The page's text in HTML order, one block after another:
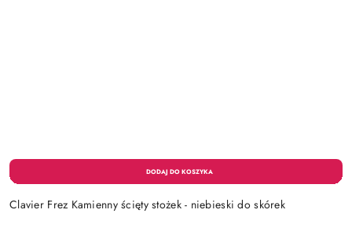
Clavier Frez Kamienny ścięty stożek - niebieski do skórek